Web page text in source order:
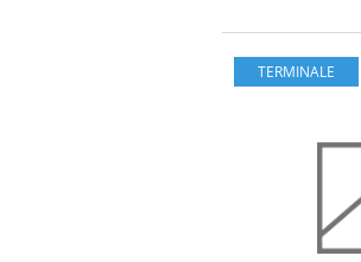
TERMINALE